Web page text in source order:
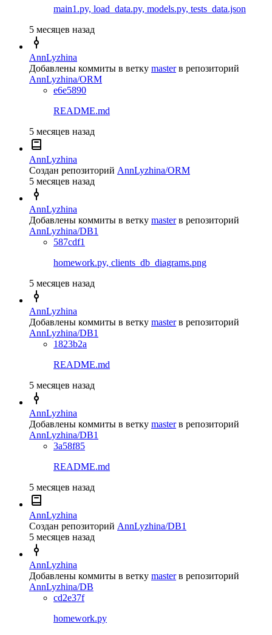
main1.py, load_data.py, models.py, tests_data.json
5 месяцев назад
AnnLyzhina
Добавлены коммиты в ветку master в репозиторий
AnnLyzhina/ORM
e6e5890
README.md
5 месяцев назад
AnnLyzhina
Создан репозиторий AnnLyzhina/ORM
5 месяцев назад
AnnLyzhina
Добавлены коммиты в ветку master в репозиторий
AnnLyzhina/DB1
587cdf1
homework.py, clients_db_diagrams.png
5 месяцев назад
AnnLyzhina
Добавлены коммиты в ветку master в репозиторий
AnnLyzhina/DB1
1823b2a
README.md
5 месяцев назад
AnnLyzhina
Добавлены коммиты в ветку master в репозиторий
AnnLyzhina/DB1
3a58f85
README.md
5 месяцев назад
AnnLyzhina
Создан репозиторий AnnLyzhina/DB1
5 месяцев назад
AnnLyzhina
Добавлены коммиты в ветку master в репозиторий
AnnLyzhina/DB
cd2e37f
homework.py